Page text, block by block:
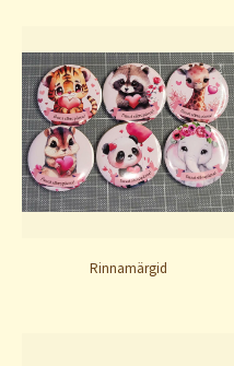
Rinnamärgid